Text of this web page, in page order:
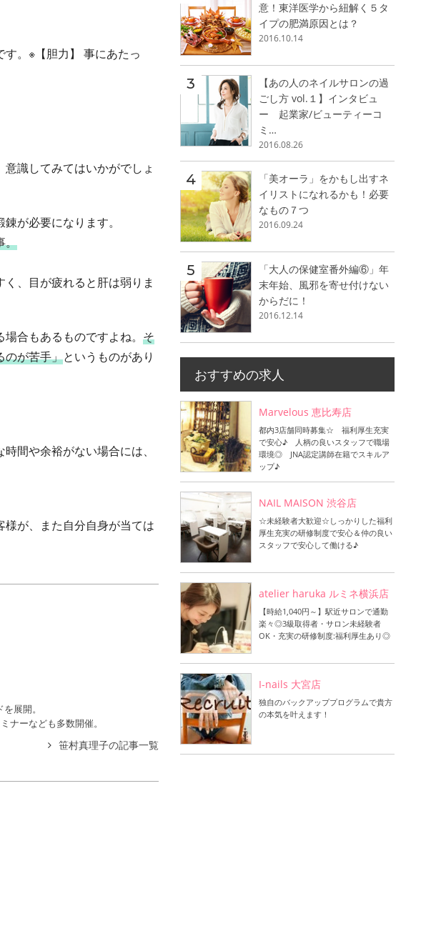
す。※【胆力】 事にあたっ
識してみてはいかがでしょ
が必要になります。
。
、目が疲れると肝は弱りま
合もあるものですよね。 そ
のが苦手」というものがあり
間や余裕がない場合には、
が、また自分自身が当ては
展開。
ナーなども多数開催。
笹村真理子の記事一覧
意！東洋医学から紐解く５タ
イプの肥満原因とは？
2016.10.14
【あの人のネイルサロンの過
ごし方 vol.１】インタビュ
ー 起業家/ビューティーコ
ミ…
2016.08.26
「美オーラ」をかもし出すネ
イリストになれるかも！必要
なもの７つ
2016.09.24
「大人の保健室番外編⑥」年
末年始、風邪を寄せ付けない
からだに！
2016.12.14
おすすめの求人
Marvelous 恵比寿店
都内3店舗同時募集☆ 福利厚生充実
で安心♪ 人柄の良いスタッフで職場
環境◎ JNA認定講師在籍でスキルア
ップ♪
NAIL MAISON 渋谷店
☆未経験者大歓迎☆しっかりした福利
厚生充実の研修制度で安心＆仲の良い
スタッフで安心して働ける♪
atelier haruka ルミネ横浜店
【時給1,040円～】駅近サロンで通勤
楽々◎3級取得者・サロン未経験者
OK・充実の研修制度:福利厚生あり◎
I-nails 大宮店
独自のバックアッププログラムで貴方
の本気を叶えます！